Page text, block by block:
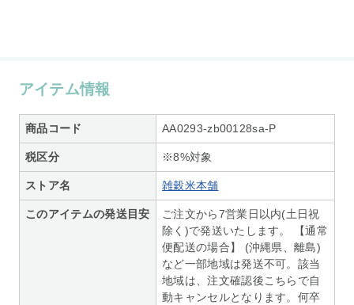
アイテム情報
商品コード AA0293-zb00128sa-P
税区分 ※8%対象
ストア名 雑穀米本舗
このアイテムの発送目安
ご注文から7営業日以内(土日祝
除く)で発送いたします。 【通常
便配送の場合】 (沖縄県、離島)
など一部地域は発送不可。該当
地域は、注文確認後こちらで自
動キャンセルとなります。何卒